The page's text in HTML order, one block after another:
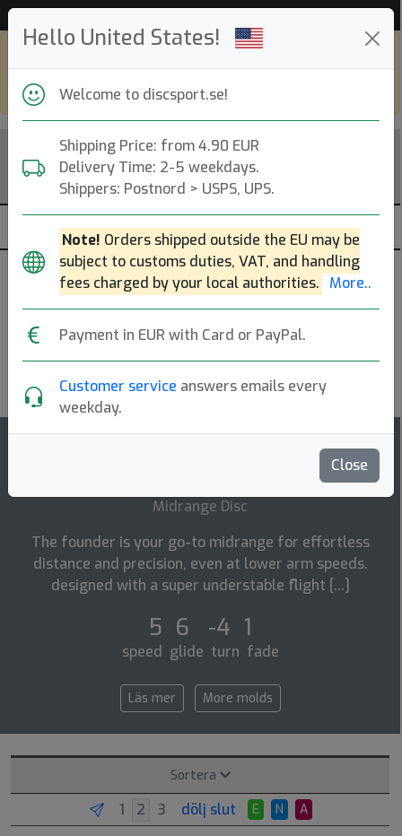
Hello United States!
Welcome to discsport.se!
Shipping Price: from 4.90 EUR
Delivery Time: 2-5 weekdays.
Shippers: Postnord > USPS, UPS.
Note! Orders shipped outside the EU may be
subject to customs duties, VAT, and handling
fees charged by your local authorities. More..
Payment in EUR with Card or PayPal.
Customer service answers emails every
weekday.
Close
go todiscsport.com
Discmania
Midrange Disc
The founder is your go-to midrange for effortless
distance and precision, even at lower arm speeds.
designed with a super understable flight [...]
5 6 -4 1
speed glide turn fade
Läs mer More molds
Sortera
dölj slut E N A